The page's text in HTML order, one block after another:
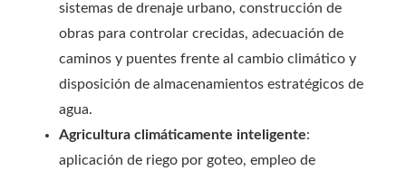
sistemas de drenaje urbano, construcción de
obras para controlar crecidas, adecuación de
caminos y puentes frente al cambio climático y
disposición de almacenamientos estratégicos de
agua.
Agricultura climáticamente inteligente:
aplicación de riego por goteo, empleo de